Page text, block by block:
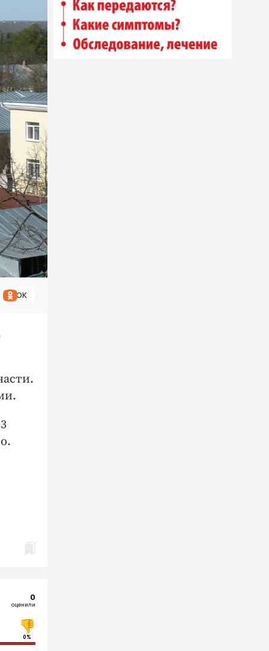
ОК
0
оценили
0%